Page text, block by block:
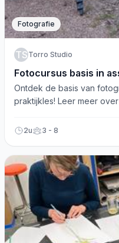
Fotografie
TSTorro Studio
Fotocursus basis in
Ontdek de basis van
praktijkles! Leer meer
2u 3 - 8